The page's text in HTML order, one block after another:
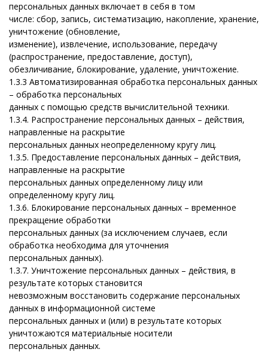
персональных данных включает в себя в том
числе: сбор, запись, систематизацию, накопление, хранение,
уничтожение (обновление,
изменение), извлечение, использование, передачу
(распространение, предоставление, доступ),
обезличивание, блокирование, удаление, уничтожение.
1.3.3 Автоматизированная обработка персональных данных
– обработка персональных
данных с помощью средств вычислительной техники.
1.3.4. Распространение персональных данных – действия,
направленные на раскрытие
персональных данных неопределенному кругу лиц.
1.3.5. Предоставление персональных данных – действия,
направленные на раскрытие
персональных данных определенному лицу или
определенному кругу лиц.
1.3.6. Блокирование персональных данных – временное
прекращение обработки
персональных данных (за исключением случаев, если
обработка необходима для уточнения
персональных данных).
1.3.7. Уничтожение персональных данных – действия, в
результате которых становится
невозможным восстановить содержание персональных
данных в информационной системе
персональных данных и (или) в результате которых
уничтожаются материальные носители
персональных данных.